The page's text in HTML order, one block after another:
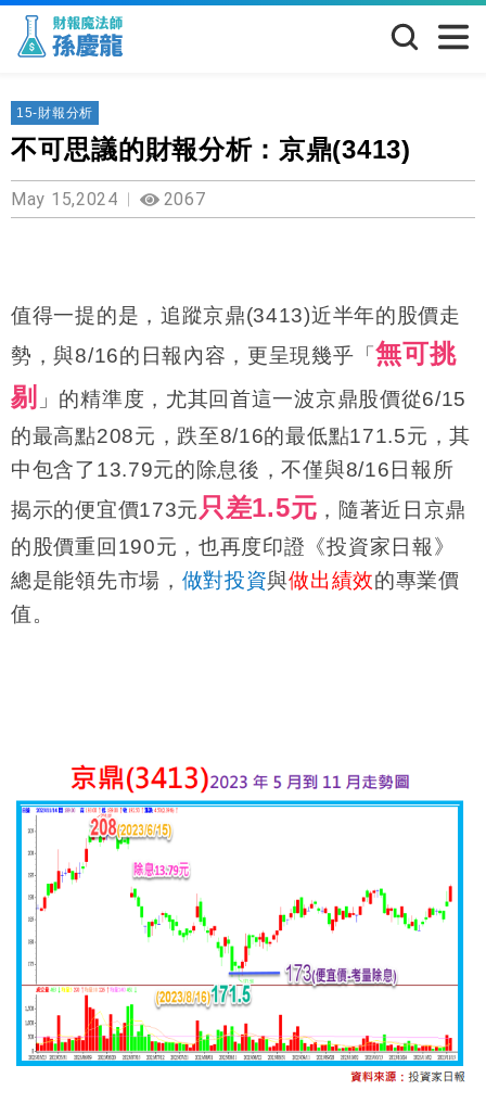
15-財報分析
不可思議的財報分析：京鼎(3413)
May 15,2024 2067
值得一提的是，追蹤京鼎(3413)近半年的股價走
勢，與8/16的日報內容，更呈現幾乎「無可挑
剔 」的精準度，尤其回首這一波京鼎股價從6/15
的最高點208元，跌至8/16的最低點171.5元，其
中包含了13.79元的除息後，不僅與8/16日報所
揭示的便宜價173元 只差1.5元 ，隨著近日京鼎
的股價重回190元，也再度印證《投資家日報》
總是能領先市場， 做對投資與做出績效的專業價
值。